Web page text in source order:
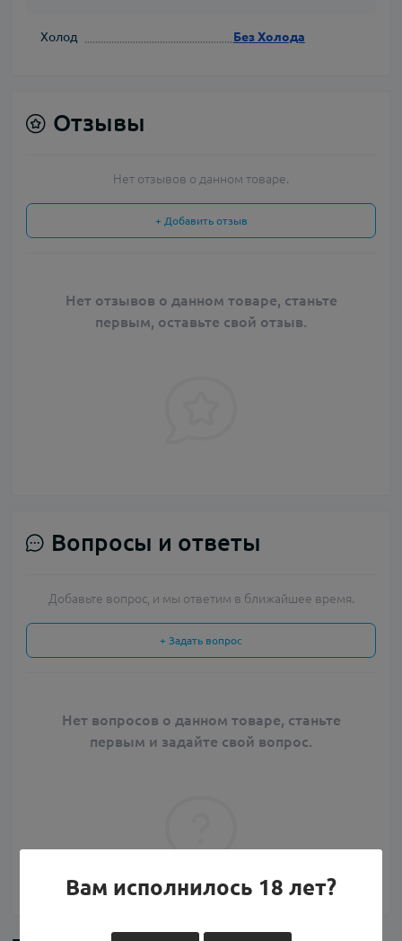
Холод Без Холода
Отзывы
Нет отзывов о данном товаре.
+ Добавить отзыв
Нет отзывов о данном товаре, станьте
первым, оставьте свой отзыв.
Вопросы и ответы
Добавьте вопрос, и мы ответим в ближайшее время.
+ Задать вопрос
Нет вопросов о данном товаре, станьте
первым и задайте свой вопрос.
Вам исполнилось 18 лет?